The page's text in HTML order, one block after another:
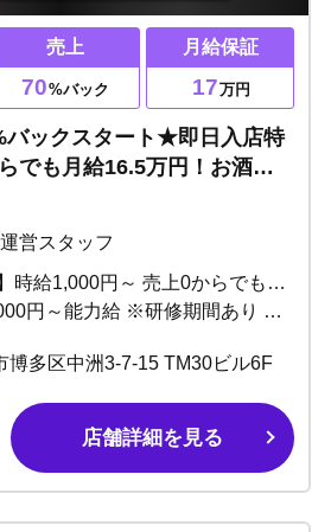
売上
70%バック
月給保証
17万円
ックスタート★即日入店特
でも月給16.5万円！お酒が
で大盛況♪新人も売れやすい
営スタッフ
円～ 売上0からでも月給16.5万円！ ★驚愕の売上小計70％バック～
力給 ※研修期間あり 詳しくはお問い合わせください！
博多区中洲3-7-15 TM30ビル6F
店舗詳細を見る